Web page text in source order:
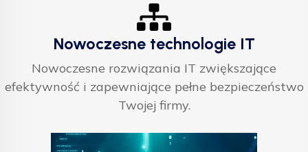
Nowoczesne technologie IT
Nowoczesne rozwiązania IT zwiększające
efektywność i zapewniające pełne bezpieczeństwo
Twojej firmy.